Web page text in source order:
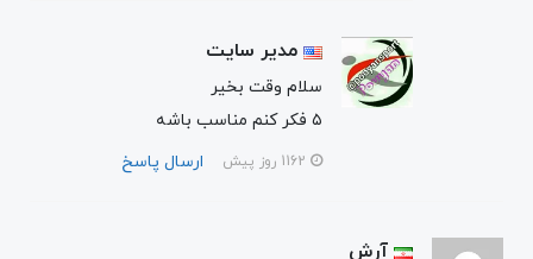
مدیر سایت
سلام وقت بخیر
۵ فکر کنم مناسب باشه
ارسال پاسخ
آرش